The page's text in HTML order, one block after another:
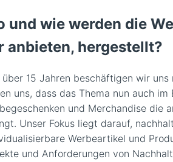
und wie werden die
anbieten, hergestellt?
über 15 Jahren beschäftigen wir
uns, dass das Thema nun auch im
und Merchandise die
Unser Fokus liegt darauf,
Werbeartikel und
und Anforderungen von